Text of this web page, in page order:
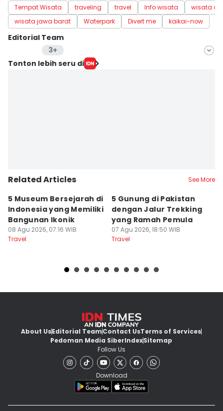
Tempat Wisata traveling travel Info wisata
wisata air
wisata jawa barat
Waterpark Divert me kaikai-now
Editorial Team
3+
Editor
Tonton lebih seru di
Related Articles See More
5 Museum Bersejarah di
Indonesia yang Memiliki
Bangunan Ikonik
08 Agu 2026, 07:16 WIB
Travel
5 Gunung di Pakistan
dengan Jalur Trekking
yang Ramah Pemula
07 Agu 2026, 18:50 WIB
Travel
About UsEditorial TeamContact UsTerms of Services
Pedoman Media SiberIndexSitemap
Follow Us
Download